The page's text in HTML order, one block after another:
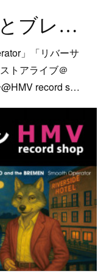
9/28(Sun)なかの綾とブレーメン「Smooth Operator」「リバーサイドホテル」7inchリリース記念 インストアライブ＠HMV record shop
」「リバーサ
トアライブ＠
record s…